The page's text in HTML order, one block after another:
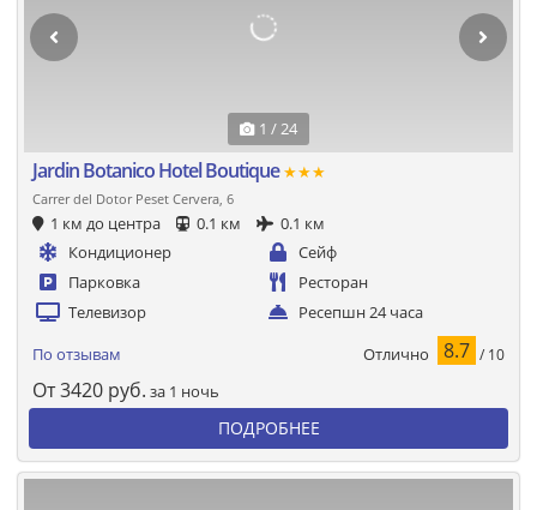
1 / 24
Jardin Botanico Hotel Boutique★★★
Carrer del Dotor Peset Cervera, 6
1 км до центра 0.1 км
0.1 км
Кондиционер
Сейф
Парковка
Ресторан
Телевизор
Ресепшн 24 часа
По отзывам Отлично 8.7 / 10
От3420 руб. за 1 ночь
ПОДРОБНЕЕ